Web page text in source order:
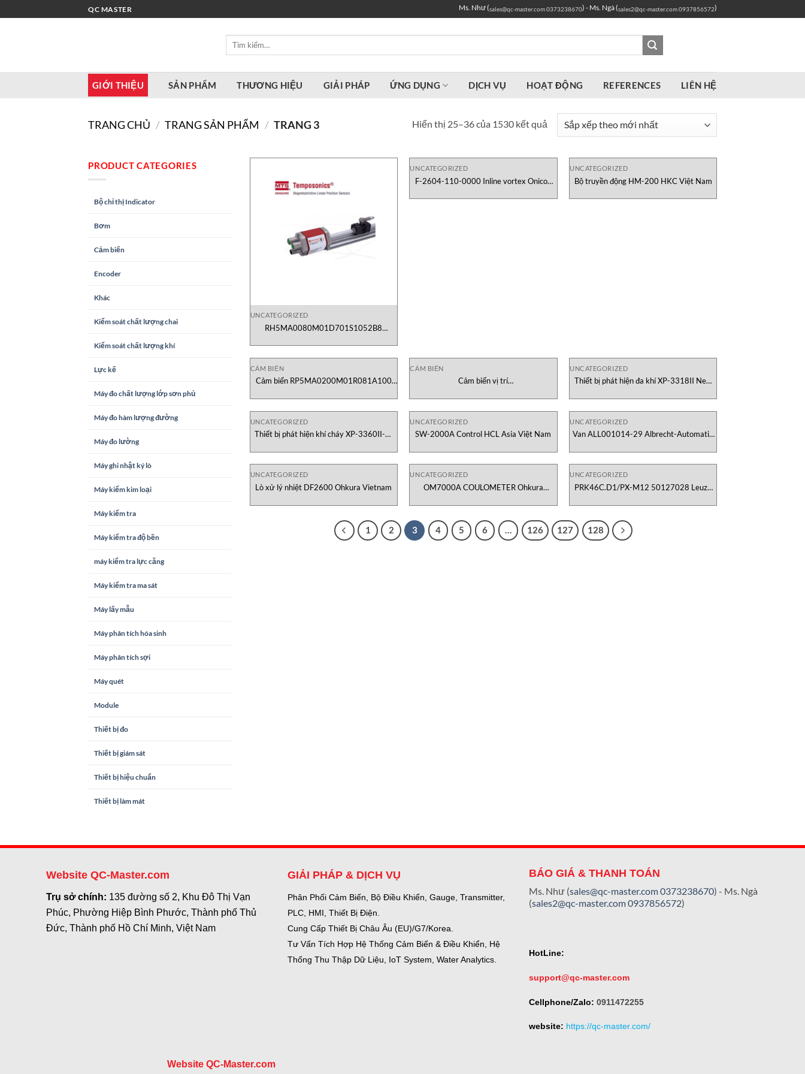
qua
QC MASTER Ms. Như (sales@qc-master.com0373238670) - Ms. Ngà (sales2@qc-master.com0937856572)
Tìm
GIỚI THIỆU SẢN PHẨM THƯƠNG HIỆU GIẢI PHÁP ỨNG DỤNG DỊCH VỤ HOẠT ĐỘNG REFERENCES LIÊN HỆ
TRANG CHỦ / TRANG SẢN PHẨM / TRANG 3 Hiển thị 25–36 của 1530 kết quảĐã
sắp
mới
nhất
PRODUCT CATEGORIES
Bộ chỉ thị Indicator
Bơm
Cảm biến
Encoder
Khác
Kiểm soát chất lượng chai
Kiểm soát chất lượng khí
Lực kế
Máy đo chất lượng lớp sơn phủ
Máy đo hàm lượng đường
Máy đo lường
Máy ghi nhật ký lò
Máy kiểm kim loại
Máy kiểm tra
Máy kiểm tra độ bền
máy kiểm tra lực căng
Máy kiểm tra ma sát
Máy lấy mẫu
Máy phân tích hóa sinh
Máy phân tích sợi
Máy quét
Module
Thiết bị đo
Thiết bị giám sát
Thiết bị hiệu chuẩn
Thiết bị làm mát
UNCATEGORIZED
RH5MA0080M01D701S1052B8
UNCATEGORIZED
F-2604-110-0000 Inline vortex Onicon
UNCATEGORIZED
Bộ truyền động HM-200 HKC Việt Nam
CẢM BIẾN
Cảm biến RP5MA0200M01R081A100
CẢM BIẾN
Cảm biến vị trí
Việt Nam
UNCATEGORIZED
Thiết bị phát hiện đa khí XP-3318II New
UNCATEGORIZED
Thiết bị phát hiện khí cháy XP-3360II-W
UNCATEGORIZED
SW-2000A Control HCL Asia Việt Nam
UNCATEGORIZED
Van ALL001014-29 Albrecht-Automatik
UNCATEGORIZED
Lò xử lý nhiệt DF2600 Ohkura Vietnam
UNCATEGORIZED
OM7000A COULOMETER Ohkura
UNCATEGORIZED
PRK46C.D1/PX-M12 50127028 Leuze
1 2 3 4 5 6 … 126 127 128
Website QC-Master.com
Trụ sở chính: 135 đường số 2, Khu Đô Thị Vạn
Phúc, Phường Hiệp Bình Phước, Thành phố Thủ
Đức, Thành phố Hồ Chí Minh, Việt Nam
GIẢI PHÁP & DỊCH VỤ
Phân Phối Cảm Biến, Bộ Điều Khiển, Gauge, Transmitter,
PLC, HMI, Thiết Bị Điện.
Cung Cấp Thiết Bị Châu Âu (EU)/G7/Korea.
Tư Vấn Tích Hợp Hệ Thống Cảm Biến & Điều Khiển, Hệ
Thống Thu Thập Dữ Liệu, IoT System, Water Analytics.
BÁO GIÁ & THANH TOÁN
Ms. Như (sales@qc-master.com0373238670) - Ms. Ngà
(sales2@qc-master.com0937856572)
HotLine:
support@qc-master.com
Cellphone/Zalo: 0911472255
website: https://qc-master.com/
Website QC-Master.com